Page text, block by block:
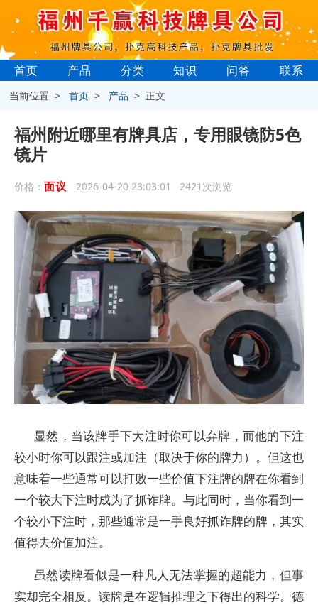
首页 产品 分类 知识 问答 联系
当前位置 >首页 > 产品 > 正文
福州附近哪里有牌具店，专用眼镜防5色
镜片
价格： 面议 2026-04-20 23:03:01 2421次浏览
显然，当该牌手下大注时你可以弃牌，而他的下注
较小时你可以跟注或加注（取决于你的牌力）。但这也
意味着一些通常可以打败一些价值下注牌的牌在你看到
一个较大下注时成为了抓诈牌。与此同时，当你看到一
个较小下注时，那些通常是一手良好抓诈牌的牌，其实
值得去价值加注。
虽然读牌看似是一种凡人无法掌握的超能力，但事
实却完全相反。读牌是在逻辑推理之下得出的科学。德